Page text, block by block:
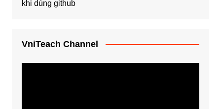
khi dùng github
VniTeach Channel